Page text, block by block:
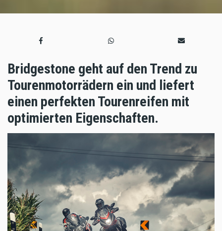
Bridgestone geht auf den Trend zu
Tourenmotorrädern ein und liefert
einen perfekten Tourenreifen mit
optimierten Eigenschaften.